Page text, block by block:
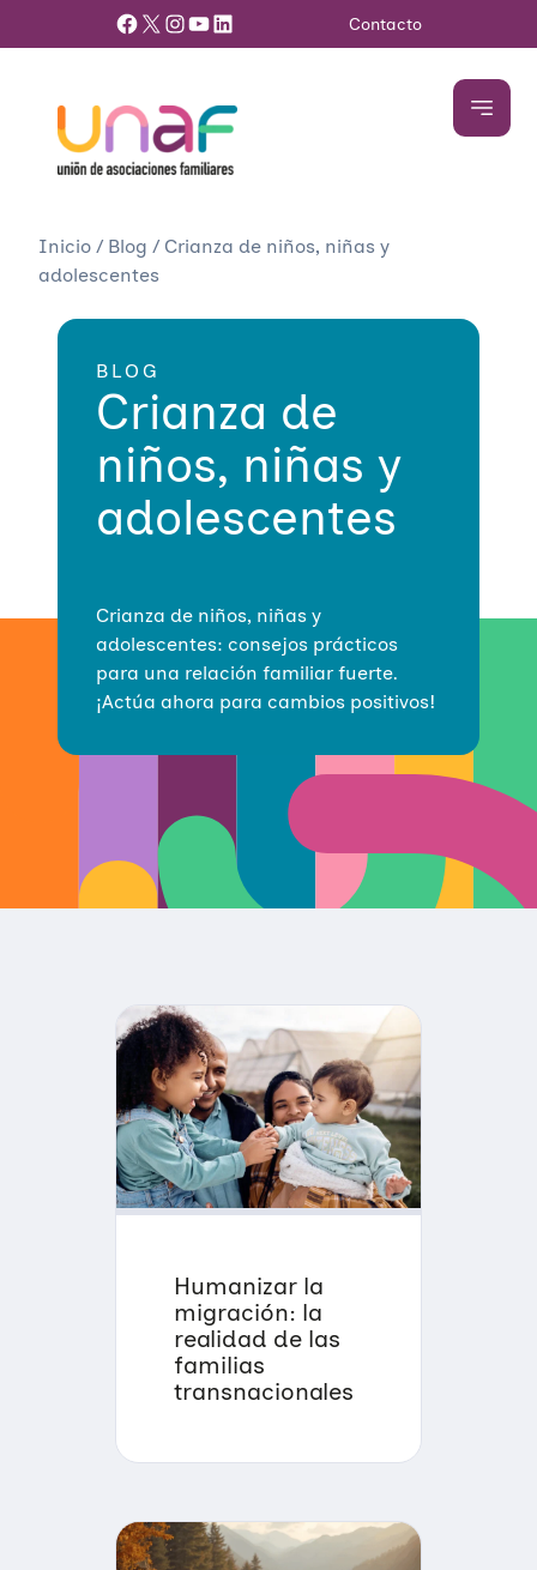
Facebook X InstagramYouTube LinkedIn Contacto
Inicio / Blog / Crianza de niños, niñas y
adolescentes
BLOG
Crianza de
niños, niñas y
adolescentes
Crianza de niños, niñas y
adolescentes: consejos prácticos
para una relación familiar fuerte.
¡Actúa ahora para cambios positivos!
Humanizar la
migración: la
realidad de las
familias
transnacionales